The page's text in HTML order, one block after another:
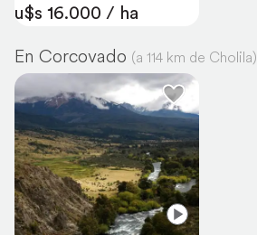
u$s 16.000 / ha
En Corcovado (a 114 km de Cholila)